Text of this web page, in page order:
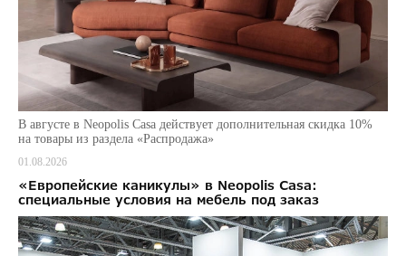
В августе в Neopolis Casa действует дополнительная скидка 10%
на товары из раздела «Распродажа»
01.08.2026
«Европейские каникулы» в Neopolis Casa:
специальные условия на мебель под заказ